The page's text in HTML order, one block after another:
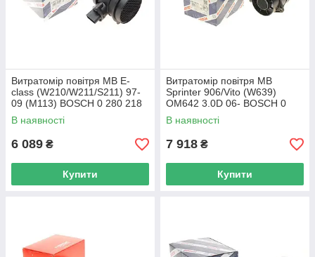
Витратомір повітря MB E-
class (W210/W211/S211) 97-
09 (M113) BOSCH 0 280 218
344 UA62
В наявності
6 089 ₴
Купити
Витратомір повітря MB
Sprinter 906/Vito (W639)
OM642 3.0D 06- BOSCH 0
281 002 978 UA62
В наявності
7 918 ₴
Купити